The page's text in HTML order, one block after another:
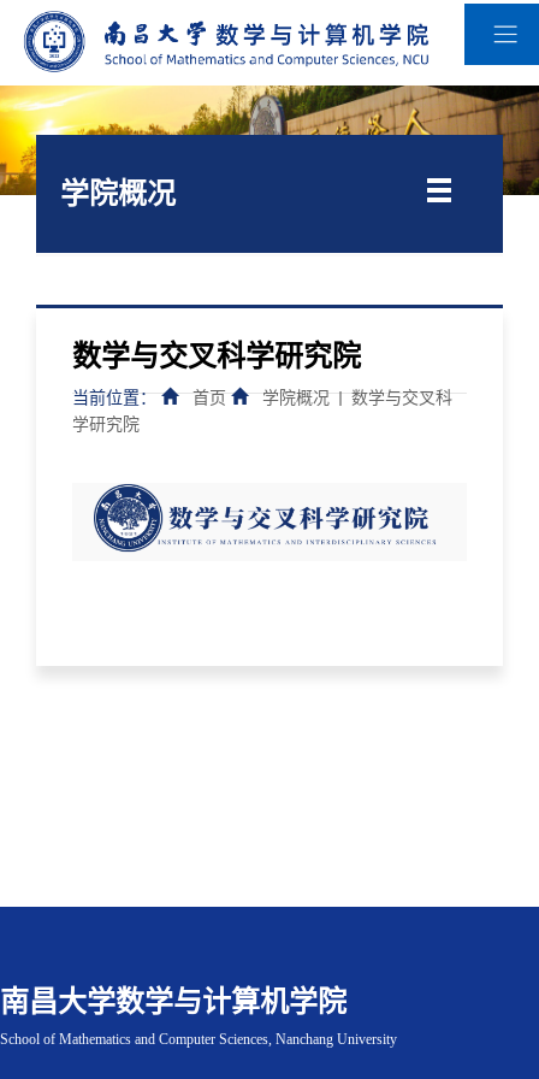
学院概况
数学与交叉科学研究院
当前位置： 首页 学院概况
数学与交叉科
学研究院
南昌大学数学与计算机学院
School of Mathematics and Computer Sciences, Nanchang University